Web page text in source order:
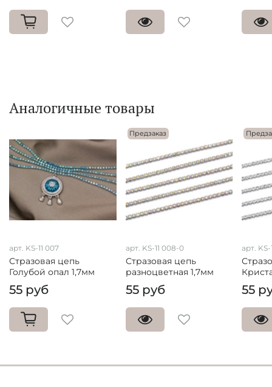
Аналогичные товары
арт. KS-11 007
Стразовая цепь
Голубой опал 1,7мм
55 руб
Предзаказ
арт. KS-11 008-0
Стразовая цепь
разноцветная 1,7мм
55 руб
арт. KS-
55